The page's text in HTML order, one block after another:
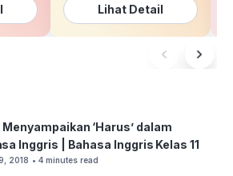
Lihat Detail
Menyampaikan ‘Harus’ dalam
Inggris | Bahasa Inggris Kelas 11
2018 • 4 minutes read